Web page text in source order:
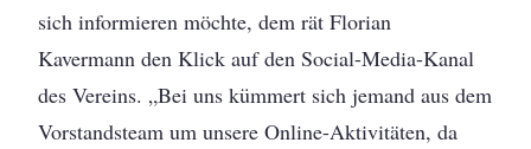
sich informieren möchte, dem rät Florian
Kavermann den Klick auf den Social-Media-Kanal
des Vereins. „Bei uns kümmert sich jemand aus dem
Vorstandsteam um unsere Online-Aktivitäten, da